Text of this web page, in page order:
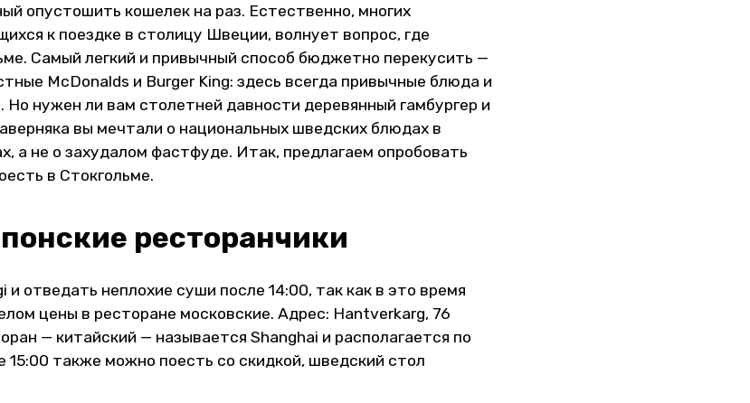
опустошить кошелек на раз. Естественно, многих
к поездке в столицу Швеции, волнует вопрос, где
Самый легкий и привычный способ бюджетно перекусить —
McDonalds и Burger King: здесь всегда привычные блюда и
Но нужен ли вам столетней давности деревянный гамбургер и
вы мечтали о национальных шведских блюдах в
а не о захудалом фастфуде. Итак, предлагаем опробовать
в Стокгольме.
ресторанчики
и отведать неплохие суши после 14:00, так как в это время
цены в ресторане московские. Адрес: Hantverkarg, 76
— китайский — называется Shanghai и располагается по
15:00 также можно поесть со скидкой, шведский стол